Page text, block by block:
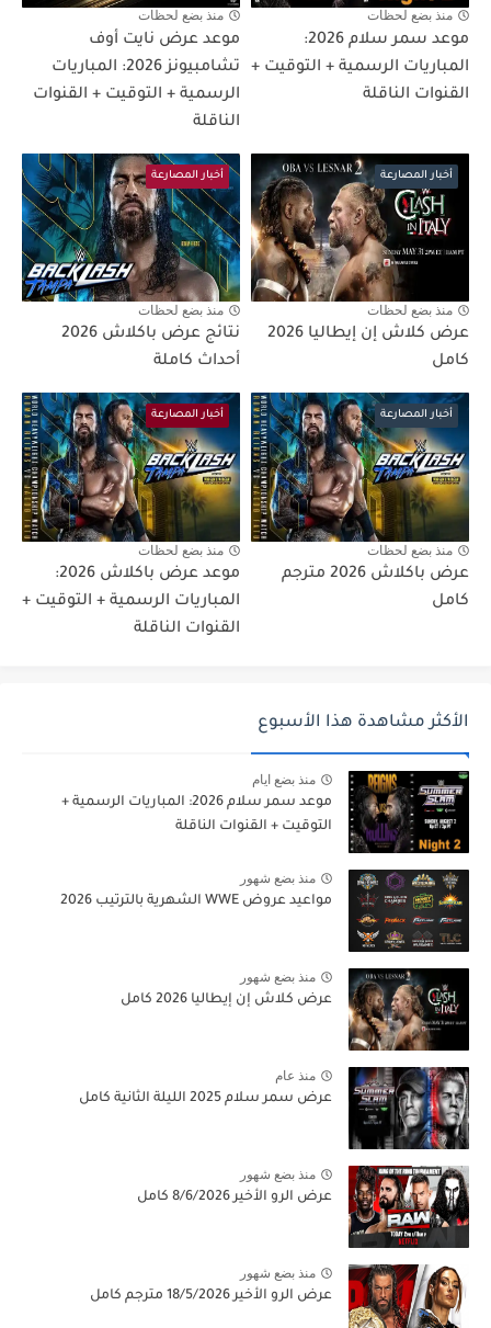
منذ بضع لحظات
موعد سمر سلام 2026:
المباريات الرسمية + التوقيت +
القنوات الناقلة
منذ بضع لحظات
موعد عرض نايت أوف
تشامبيونز 2026: المباريات
الرسمية + التوقيت + القنوات
الناقلة
أخبار المصارعة
منذ بضع لحظات
عرض كلاش إن إيطاليا 2026
كامل
أخبار المصارعة
منذ بضع لحظات
نتائج عرض باكلاش 2026
أحداث كاملة
أخبار المصارعة
منذ بضع لحظات
عرض باكلاش 2026 مترجم
كامل
أخبار المصارعة
منذ بضع لحظات
موعد عرض باكلاش 2026:
المباريات الرسمية + التوقيت +
القنوات الناقلة
الأكثر مشاهدة هذا الأسبوع
منذ بضع ايام
موعد سمر سلام 2026: المباريات الرسمية +
التوقيت + القنوات الناقلة
منذ بضع شهور
مواعيد عروض WWE الشهرية بالترتيب 2026
منذ بضع شهور
عرض كلاش إن إيطاليا 2026 كامل
منذ عام
عرض سمر سلام 2025 الليلة الثانية كامل
منذ بضع شهور
عرض الرو الأخير 8/6/2026 كامل
منذ بضع شهور
عرض الرو الأخير 18/5/2026 مترجم كامل